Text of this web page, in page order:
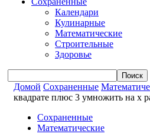
Календари
Кулинарные
Математические
Строительные
Здоровье
Домой Сохраненные
квадрате плюс 3 умножить на x
Сохраненные
Математические